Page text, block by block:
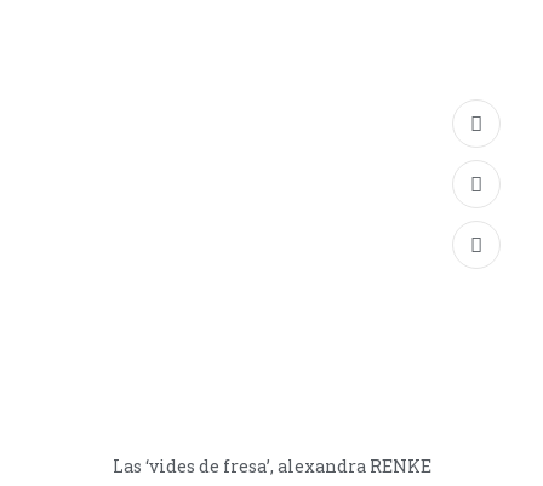
Las ‘vides de fresa’, alexandra RENKE